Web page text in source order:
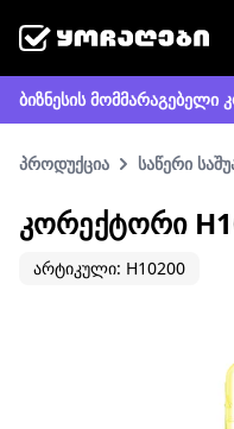
ბიზნესის მომმარაგებელი
პროდუქცია საწერი
ᲙᲝᲠᲔᲥᲢᲝᲠᲘ
არტიკული: H10200